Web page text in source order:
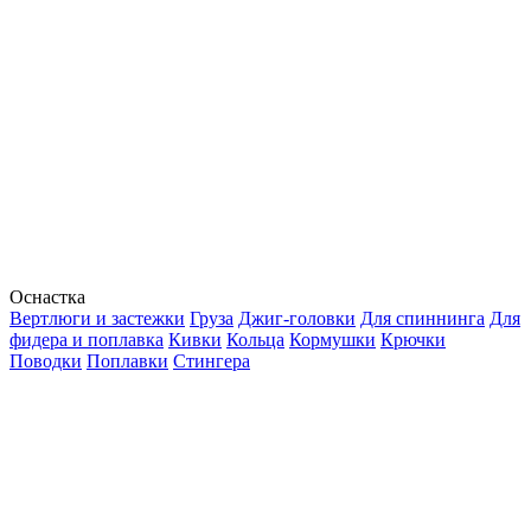
Оснастка
Вертлюги и застежки Груза Джиг-головки Для спиннинга Для
фидера и поплавка Кивки Кольца Кормушки Крючки
Поводки Поплавки Стингера